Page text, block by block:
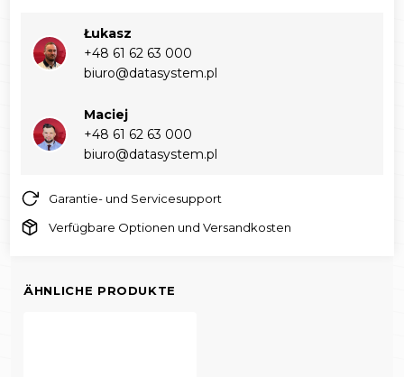
Łukasz
+48 61 62 63 000‬
biuro@datasystem.pl
Maciej
+48 61 62 63 000‬
biuro@datasystem.pl
Garantie- und Servicesupport
Verfügbare Optionen und Versandkosten
ÄHNLICHE PRODUKTE